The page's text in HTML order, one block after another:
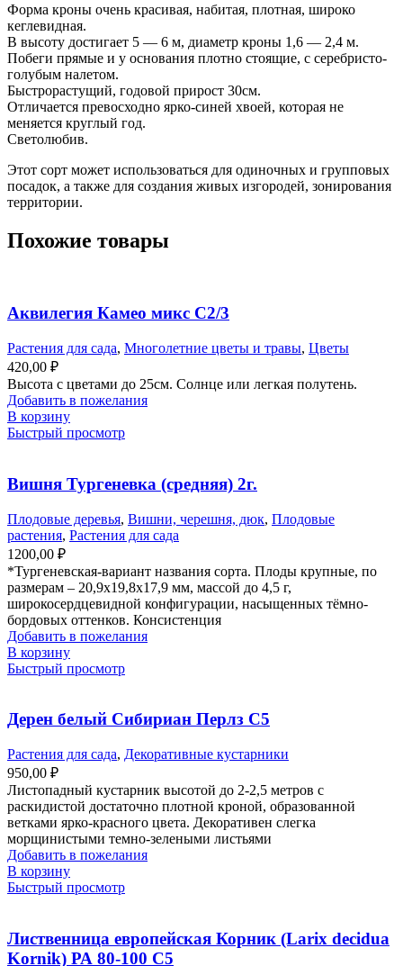
Форма кроны очень красивая, набитая, плотная, широко
кеглевидная.
В высоту достигает 5 — 6 м, диаметр кроны 1,6 — 2,4 м.
Побеги прямые и у основания плотно стоящие, с серебристо-
голубым налетом.
Быстрорастущий, годовой прирост 30см.
Отличается превосходно ярко-синей хвоей, которая не
меняется круглый год.
Светолюбив.
Этот сорт может использоваться для одиночных и групповых
посадок, а также для создания живых изгородей, зонирования
территории.
Похожие товары
Аквилегия Камео микс С2/3
Растения для сада, Многолетние цветы и травы, Цветы
420,00 ₽
Высота с цветами до 25см. Солнце или легкая полутень.
Добавить в пожелания
В корзину
Быстрый просмотр
Вишня Тургеневка (средняя) 2г.
Плодовые деревья, Вишни, черешня, дюк, Плодовые
растения, Растения для сада
1200,00 ₽
*Тургеневская-вариант названия сорта. Плоды крупные, по
размерам – 20,9х19,8х17,9 мм, массой до 4,5 г,
широкосердцевидной конфигурации, насыщенных тёмно-
бордовых оттенков. Консистенция
Добавить в пожелания
В корзину
Быстрый просмотр
Дерен белый Сибириан Перлз С5
Растения для сада, Декоративные кустарники
950,00 ₽
Листопадный кустарник высотой до 2-2,5 метров с
раскидистой достаточно плотной кроной, образованной
ветками ярко-красного цвета. Декоративен слегка
морщинистыми темно-зелеными листьями
Добавить в пожелания
В корзину
Быстрый просмотр
Лиственница европейская Корник (Larix decidua
Kornik) РА 80-100 С5